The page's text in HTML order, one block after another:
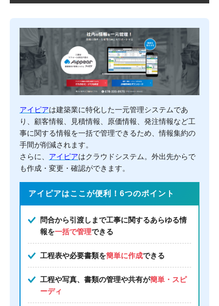
アイピアは建築業に特化した一元管理システムであ
り、顧客情報、見積情報、原価情報、発注情報など工
事に関する情報を一括で管理できるため、情報集約の
手間が削減されます。
さらに、 アイピアはクラウドシステム。外出先からで
も作成・変更・確認ができます。
アイピアはここが便利！6つのポイント
問合から引渡しまで工事に関するあらゆる情
報を一括で管理できる
工程表や必要書類を簡単に作成できる
工程や写真、書類の管理や共有が簡単・スピ
ーディ